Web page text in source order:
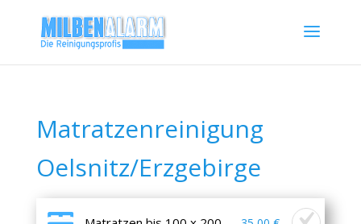
Matratzenreinigung
Oelsnitz/Erzgebirge